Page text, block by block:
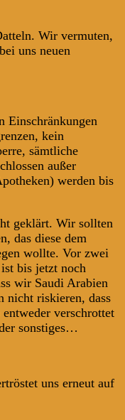
Wir vermuten,
uns neuen
Einschränkungen
kein
sämtliche
außer
werden bis
geklärt. Wir sollten
das diese dem
wollte. Vor zwei
bis jetzt noch
wir Saudi Arabien
nicht riskieren, dass
verschrottet
sonstiges…
uns erneut auf